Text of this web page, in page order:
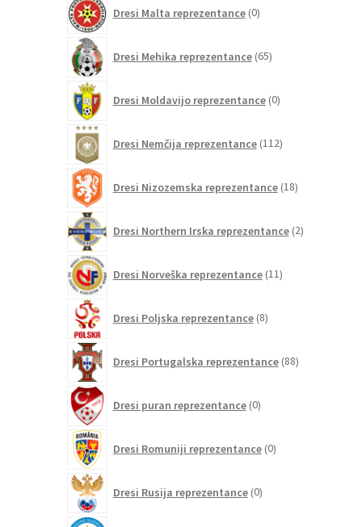
Dresi Malta reprezentance 0izdelkov
Dresi Mehika reprezentance 65izdelkov
Dresi Moldavijo reprezentance 0izdelkov
Dresi Nemčija reprezentance 112izdelkov
Dresi Nizozemska reprezentance 18izdelkov
Dresi Northern Irska reprezentance 2izdelka
Dresi Norveška reprezentance 11izdelkov
Dresi Poljska reprezentance 8izdelkov
Dresi Portugalska reprezentance 88izdelkov
Dresi puran reprezentance 0izdelkov
Dresi Romuniji reprezentance 0izdelkov
Dresi Rusija reprezentance 0izdelkov